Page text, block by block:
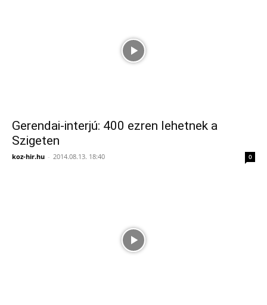
Gerendai-interjú: 400 ezren lehetnek a
Szigeten
koz-hir.hu - 2014.08.13. 18:40 0